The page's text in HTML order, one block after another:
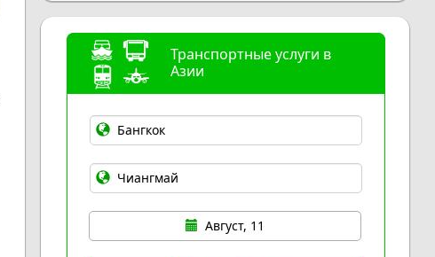
Транспортные услуги в
Азии
Август, 11